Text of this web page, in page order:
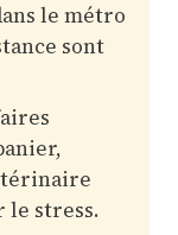
le métro
sont
stress.